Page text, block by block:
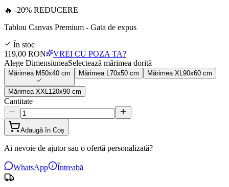
🔥 -20% REDUCERE
Tablou Canvas Premium - Gata de expus
În stoc
119,00 RON
VREI CU POZA TA?
Alege DimensiuneaSelectează mărimea dorită
Mărimea M50x40 cm Mărimea 70x50 cm Mărimea XL 90x60 cm
Mărimea XXL 120x90 cm
Cantitate
Adaugă în Coș
Ai nevoie de ajutor sau o ofertă personalizată?
WhatsApp Întreabă